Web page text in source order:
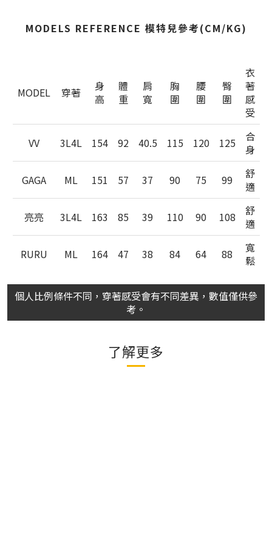
MODELS REFERENCE 模特兒參考(CM/KG)
MODEL 穿著
身
高
體
重
肩
寬
胸
圍
腰
圍
臀
圍
衣
著
感
受
VV 3L4L 154 92 40.5 115 120 125
合
身
GAGA ML 151 57 37 90 75 99
舒
適
亮亮 3L4L 163 85 39 110 90 108
舒
適
RURU ML 164 47 38 84 64 88
寬
鬆
個人比例條件不同，穿著感受會有不同差異，數值僅供參
考。
了解更多